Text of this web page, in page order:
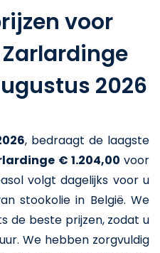
voor
2026
, bedraagt de laagste
€ 1.204,00 voor
volgt dagelijks voor u
stookolie in België. We
de beste prijzen, zodat u
We hebben zorgvuldig